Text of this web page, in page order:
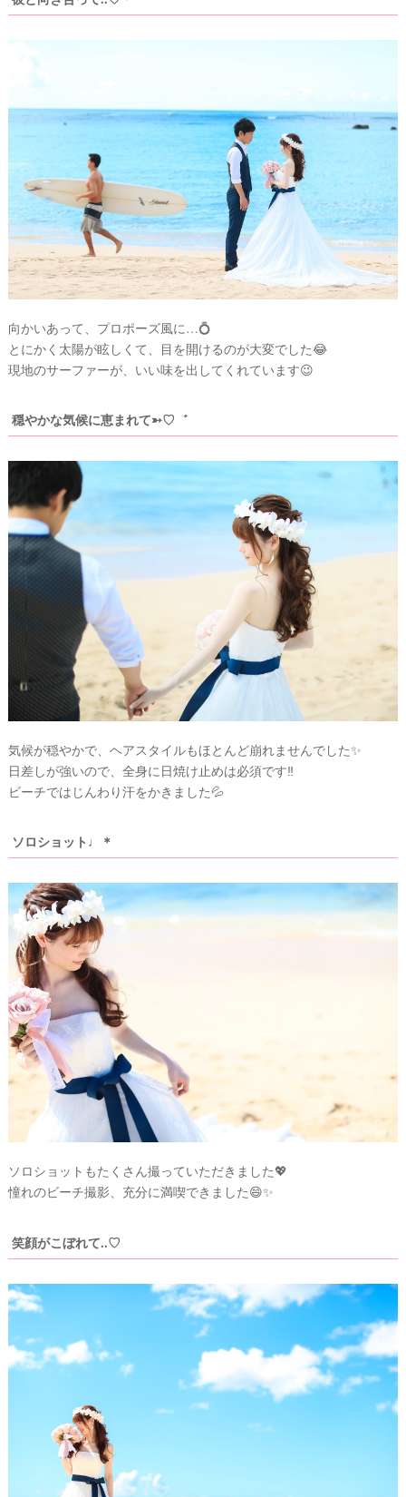
向かいあって、プロポーズ風に…💍
とにかく太陽が眩しくて、目を開けるのが大変でした😂
現地のサーファーが、いい味を出してくれています😉
穏やかな気候に恵まれて➳♡゛
気候が穏やかで、ヘアスタイルもほとんど崩れませんでした✨
日差しが強いので、全身に日焼け止めは必須です‼️
ビーチではじんわり汗をかきました💦
ソロショット♩＊
ソロショットもたくさん撮っていただきました💖
憧れのビーチ撮影、充分に満喫できました😄✨
笑顔がこぼれて..♡